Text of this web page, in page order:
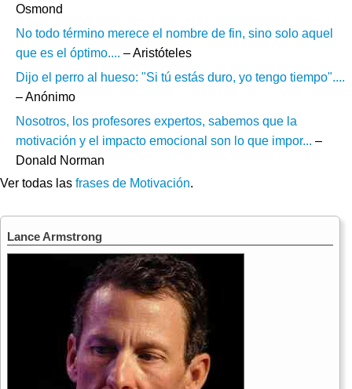
Osmond
No todo término merece el nombre de fin, sino solo aquel
que es el óptimo.... – Aristóteles
Dijo el perro al hueso: "Si tú estás duro, yo tengo tiempo"....
– Anónimo
Nosotros, los profesores expertos, sabemos que la
motivación y el impacto emocional son lo que impor... –
Donald Norman
Ver todas las frases de Motivación.
Lance Armstrong